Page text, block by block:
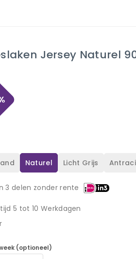
Jersey Naturel
Naturel Licht Grijs
3 delen zonder rente
5 tot 10 Werkdagen
(optioneel)